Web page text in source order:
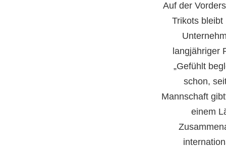
Auf der
Trikots
langjähriger
„Gefühlt
schon,
Mannschaft
einem